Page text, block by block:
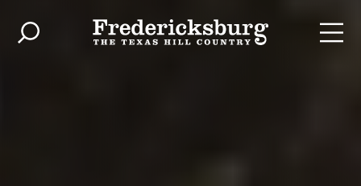
Zum Inhalt springen